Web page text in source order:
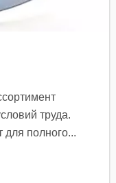
труда.
полного...